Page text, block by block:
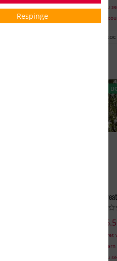
Extern:
33500 Buc
*nu
*nu
Respinge